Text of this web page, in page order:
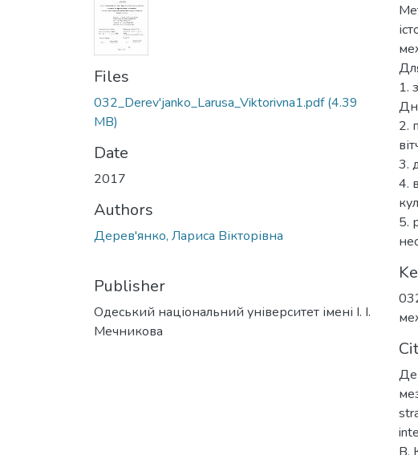
Files
032_Derev'janko_Larusa_Viktorivna1.pdf(4.39
MB)
Date
2017
Authors
Дерев'янко, Лариса Вікторівна
Publisher
Одеський національний університет імені І. І.
Мечникова
1.
2.
3.
4.
5.